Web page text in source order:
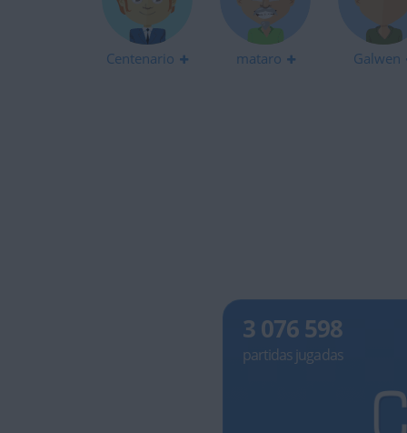
Centenario mataro Galwen
3 076 598
partidas jugadas